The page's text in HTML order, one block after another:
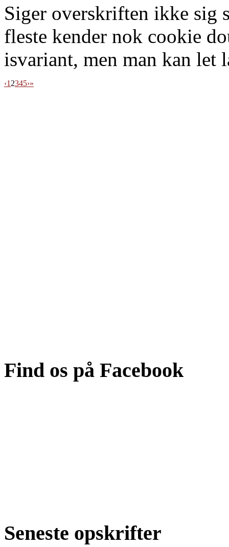
Siger overskriften ikke sig
fleste kender nok cookie
isvariant, men man kan
‹1 2345›»
Find os på Facebook
Seneste opskrifter